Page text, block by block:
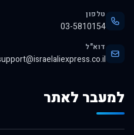
טלפון
03-5810154
דוא"ל
למעבר לאתר
לרכישה באלי אקספרס